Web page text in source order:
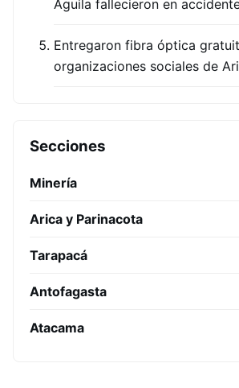
Águila fallecieron en
Entregaron fibra óptica
organizaciones sociales de
Secciones
Minería
Arica y Parinacota
Tarapacá
Antofagasta
Atacama